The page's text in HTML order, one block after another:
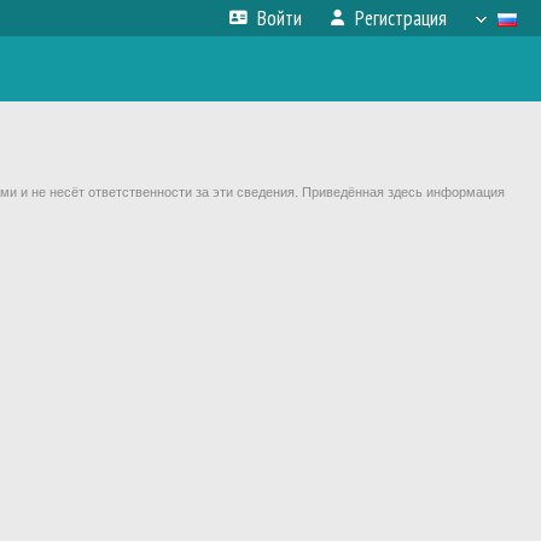
Войти Регистрация
и не несёт ответственности за эти сведения. Приведённая здесь информация